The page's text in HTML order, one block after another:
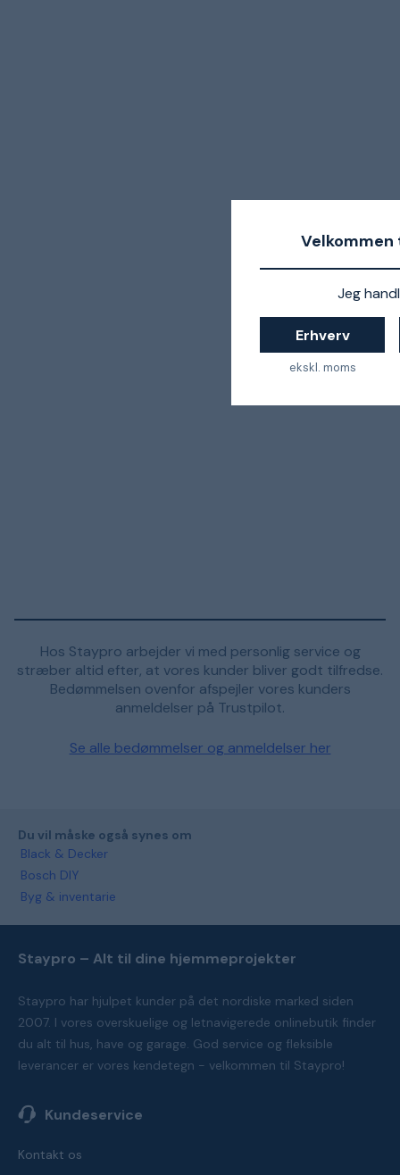
Jeg
Erhverv
ekskl. moms
Hos Staypro arbejder vi med personlig service og
stræber altid efter, at vores kunder bliver godt tilfredse.
Bedømmelsen ovenfor afspejler vores kunders
anmeldelser på Trustpilot.
Se alle bedømmelser og anmeldelser her
Du vil måske også synes om
Black & Decker
Bosch DIY
Byg & inventarie
Staypro – Alt til dine hjemmeprojekter
Staypro har hjulpet kunder på det nordiske marked siden
2007. I vores overskuelige og letnavigerede onlinebutik finder
du alt til hus, have og garage. God service og fleksible
leverancer er vores kendetegn - velkommen til Staypro!
Kundeservice
Kontakt os